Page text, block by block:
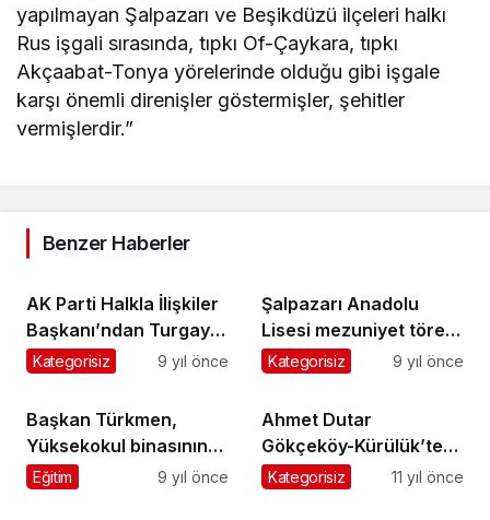
yapılmayan Şalpazarı ve Beşikdüzü ilçeleri halkı
Rus işgali sırasında, tıpkı Of-Çaykara, tıpkı
Akçaabat-Tonya yörelerinde olduğu gibi işgale
karşı önemli direnişler göstermişler, şehitler
vermişlerdir.”
Benzer Haberler
AK Parti Halkla İlişkiler
Başkanı’ndan Turgay
İkinci’ye ziyaret
Kategorisiz 9 yıl önce
Şalpazarı Anadolu
Lisesi mezuniyet töreni
yapıldı
Kategorisiz 9 yıl önce
Başkan Türkmen,
Yüksekokul binasının
hızlıca
Eğitim 9 yıl önce
Ahmet Dutar
Gökçeköy-Kürülük’te
ebediyete uğurlandı
Kategorisiz 11 yıl önce